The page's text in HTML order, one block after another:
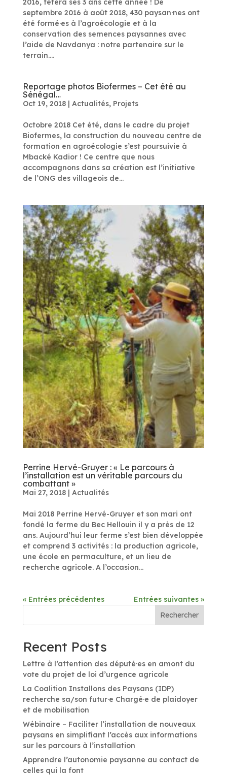
2016, fêtera ses 3 ans cette année ! De
septembre 2016 à août 2018, 430 paysan·nes ont
été formé·es à l’agroécologie et à la
conservation des semences paysannes avec
l’aide de Navdanya : notre partenaire sur le
terrain....
Reportage photos Biofermes – Cet été au
Sénégal…
Oct 19, 2018| Actualités, Projets
Octobre 2018 Cet été, dans le cadre du projet
Biofermes, la construction du nouveau centre de
formation en agroécologie s’est poursuivie à
Mbacké Kadior ! Ce centre que nous
accompagnons dans sa création est l’initiative
de l’ONG des villageois de...
Perrine Hervé-Gruyer : « Le parcours à
l’installation est un véritable parcours du
combattant »
Mai 27, 2018| Actualités
Mai 2018 Perrine Hervé-Gruyer et son mari ont
fondé la ferme du Bec Hellouin il y a près de 12
ans. Aujourd’hui leur ferme s’est bien développée
et comprend 3 activités : la production agricole,
une école en permaculture, et un lieu de
recherche agricole. A l’occasion...
« Entrées précédentes
Entrées suivantes »
Rechercher
Recent Posts
Lettre à l’attention des député·es en amont du
vote du projet de loi d’urgence agricole
La Coalition Installons des Paysans (IDP)
recherche sa/son futur·e Chargé·e de plaidoyer
et de mobilisation
Wébinaire – Faciliter l’installation de nouveaux
paysans en simplifiant l’accès aux informations
sur les parcours à l’installation
Apprendre l’autonomie paysanne au contact de
celles qui la font